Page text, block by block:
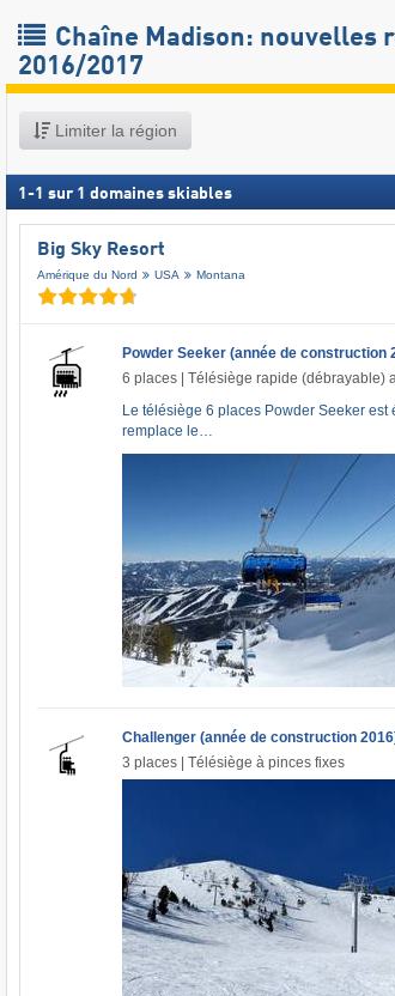
Chaîne Madison: nouvelles
2016/2017
Limiter la région
1 -1 sur 1 domaines skiables
Big Sky Resort
Amérique du Nord USA Montana
Powder Seeker (année de construction
6 places | Télésiège rapide (débrayable)
Le télésiège 6 places Powder Seeker
remplace le…
Challenger (année de construction
3 places | Télésiège à pinces fixes